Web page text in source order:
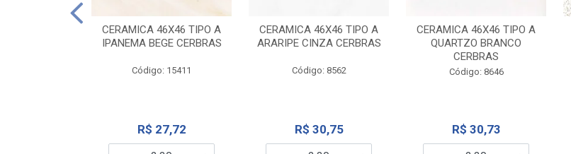
CERAMICA 46X46 TIPO A
IPANEMA BEGE CERBRAS
Código: 15411
R$ 27,72
CERAMICA 46X46 TIPO A
ARARIPE CINZA CERBRAS
Código: 8562
R$ 30,75
CERAMICA 46X46 TIPO A
QUARTZO BRANCO
CERBRAS
Código: 8646
R$ 30,73